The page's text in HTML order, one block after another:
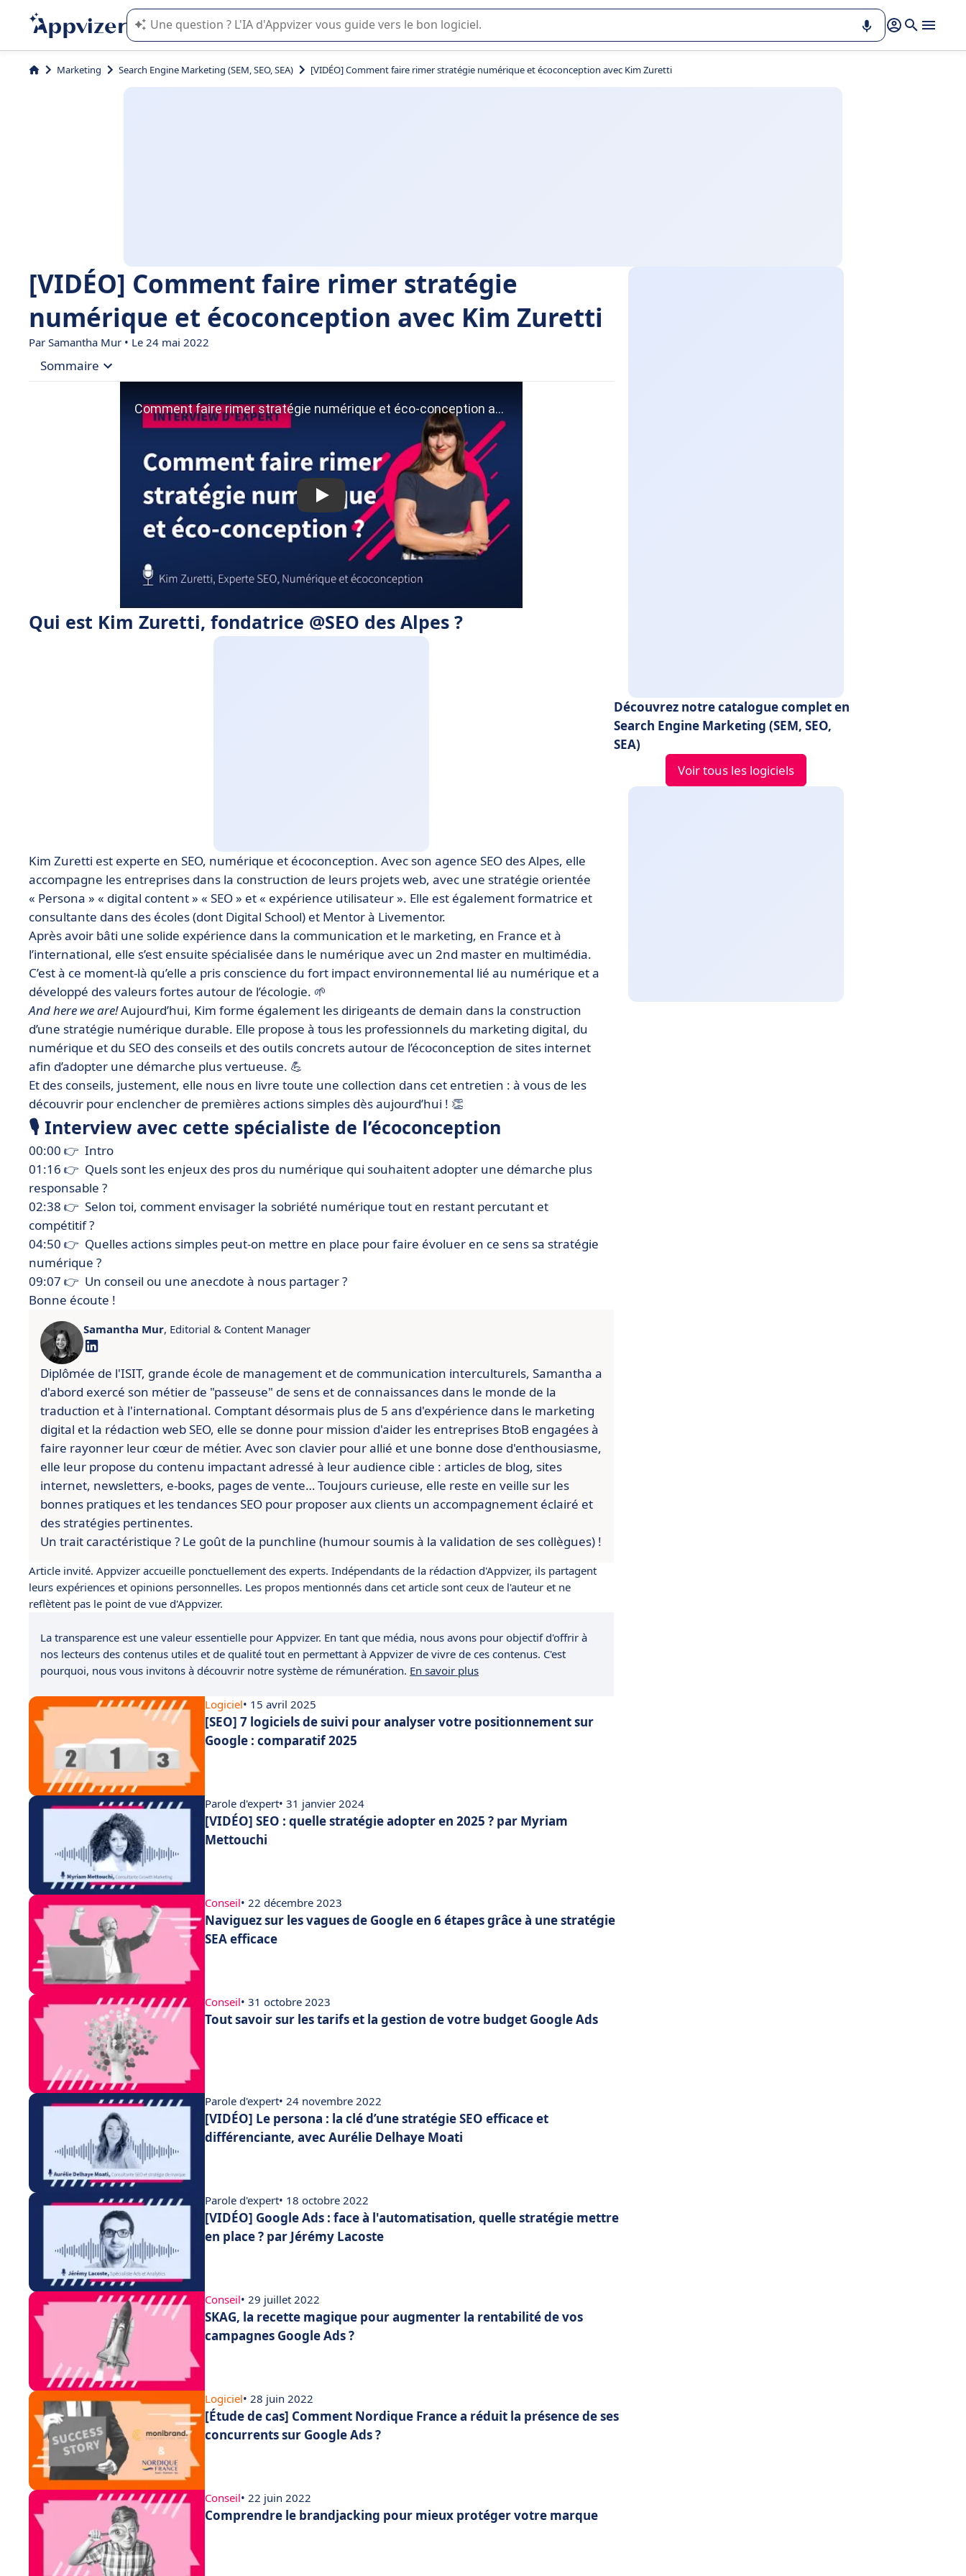
L'IA de Appvizer vous guide dans l'utilisation ou la sélection de logiciel SaaS en entreprise.
Marketing Search Engine Marketing (SEM, SEO, SEA) [VIDÉO] Comment faire rimer stratégie numérique et écoconception avec Kim Zuretti
[VIDÉO] Comment faire rimer stratégie
numérique et écoconception avec Kim Zuretti
Par Samantha Mur • Le 24 mai 2022
Sommaire
• Qui est Kim Zuretti, fondatrice @SEO des Alpes ?
• 🎙 Interview avec cette spécialiste de l’écoconception
Qui est Kim Zuretti, fondatrice @SEO des Alpes ?
Kim Zuretti est experte en SEO, numérique et écoconception. Avec son agence SEO des Alpes, elle
accompagne les entreprises dans la construction de leurs projets web, avec une stratégie orientée
« Persona » « digital content » « SEO » et « expérience utilisateur ». Elle est égalementformatrice et
consultante dans des écoles (dont Digital School) et Mentor à Livementor.
Après avoir bâti une solide expérience dans la communication et le marketing, en France et à
l’international, elle s’est ensuite spécialisée dans le numérique avec un 2nd master en multimédia.
C’est à ce moment-là qu’elle a pris conscience du fort impact environnemental lié au numérique et a
développé des valeurs fortes autour de l’écologie. 🌱
And here we are!Aujourd’hui, Kim forme également les dirigeants de demain dans la construction
d’une stratégie numérique durable. Elle propose à tous les professionnels du marketing digital, du
numérique et du SEO des conseils et des outils concrets autour de l’écoconception de sites internet
afin d’adopter une démarche plus vertueuse. 💪
Et des conseils, justement, elle nous en livre toute une collection dans cet entretien : à vous de les
découvrir pour enclencher de premières actions simples dès aujourd’hui ! 👏
🎙 Interview avec cette spécialiste de l’écoconception
00:00 👉 Intro
01:16 👉 Quels sont les enjeux des pros du numérique qui souhaitent adopter une démarche plus
responsable ?
02:38 👉 Selon toi, comment envisager la sobriété numérique tout en restant percutant et
compétitif ?
04:50 👉 Quelles actions simples peut-on mettre en place pour faire évoluer en ce sens sa stratégie
numérique ?
09:07 👉 Un conseil ou une anecdote à nous partager ?
Bonne écoute !
Samantha Mur, Editorial & Content Manager
Diplômée de l'ISIT, grande école de management et de communication interculturels, Samantha a
d'abord exercé son métier de "passeuse" de sens et de connaissances dans le monde de la
traduction et à l'international. Comptant désormais plus de 5 ans d'expérience dans le marketing
digital et la rédaction web SEO, elle se donne pour mission d'aider les entreprises BtoB engagées à
faire rayonner leur cœur de métier. Avec son clavier pour allié et une bonne dose d'enthousiasme,
elle leur propose du contenu impactant adressé à leur audience cible : articles de blog, sites
internet, newsletters, e-books, pages de vente… Toujours curieuse, elle reste en veille sur les
bonnes pratiques et les tendances SEO pour proposer aux clients un accompagnement éclairé et
des stratégies pertinentes.
Un trait caractéristique ? Le goût de la punchline (humour soumis à la validation de ses collègues) !
Article invité. Appvizer accueille ponctuellement des experts. Indépendants de la rédaction d'Appvizer, ils partagent
leurs expériences et opinions personnelles. Les propos mentionnés dans cet article sont ceux de l'auteur et ne
reflètent pas le point de vue d'Appvizer.
La transparence est une valeur essentielle pour Appvizer. En tant que média, nous avons pour objectif d'offrir à
nos lecteurs des contenus utiles et de qualité tout en permettant à Appvizer de vivre de ces contenus. C'est
pourquoi, nous vous invitons à découvrir notre système de rémunération. En savoir plus
Découvrez notre catalogue complet en
Search Engine Marketing (SEM, SEO,
SEA)
Voir tous les logiciels
Logiciel• 15 avril 2025
[SEO] 7 logiciels de suivi pour analyser votre positionnement sur
Google : comparatif 2025
Parole d'expert• 31 janvier 2024
[VIDÉO] SEO : quelle stratégie adopter en 2025 ? par Myriam
Mettouchi
Conseil• 22 décembre 2023
Naviguez sur les vagues de Google en 6 étapes grâce à une stratégie
SEA efficace
Conseil• 31 octobre 2023
Tout savoir sur les tarifs et la gestion de votre budget Google Ads
Parole d'expert• 24 novembre 2022
[VIDÉO] Le persona : la clé d’une stratégie SEO efficace et
différenciante, avec Aurélie Delhaye Moati
Parole d'expert• 18 octobre 2022
[VIDÉO] Google Ads : face à l'automatisation, quelle stratégie mettre
en place ? par Jérémy Lacoste
Conseil• 29 juillet 2022
SKAG, la recette magique pour augmenter la rentabilité de vos
campagnes Google Ads ?
Logiciel• 28 juin 2022
[Étude de cas] Comment Nordique France a réduit la présence de ses
concurrents sur Google Ads ?
Conseil• 22 juin 2022
Comprendre le brandjacking pour mieux protéger votre marque